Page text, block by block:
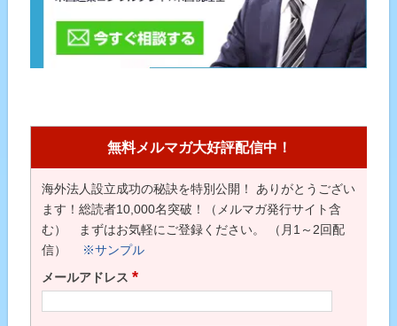
無料メルマガ大好評配信中！
海外法人設立成功の秘訣を特別公開！ ありがとうござい
ます！総読者10,000名突破！（メルマガ発行サイト含
む） まずはお気軽にご登録ください。 （月1～2回配
信）
※サンプル
メールアドレス *